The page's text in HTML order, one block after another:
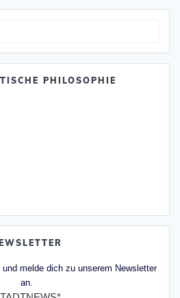
PHILOSOPHIE
melde dich zu unserem Newsletter
an.